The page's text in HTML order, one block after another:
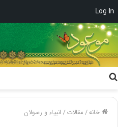
Log In
خانه/مقالات/انبیاء و رسولان